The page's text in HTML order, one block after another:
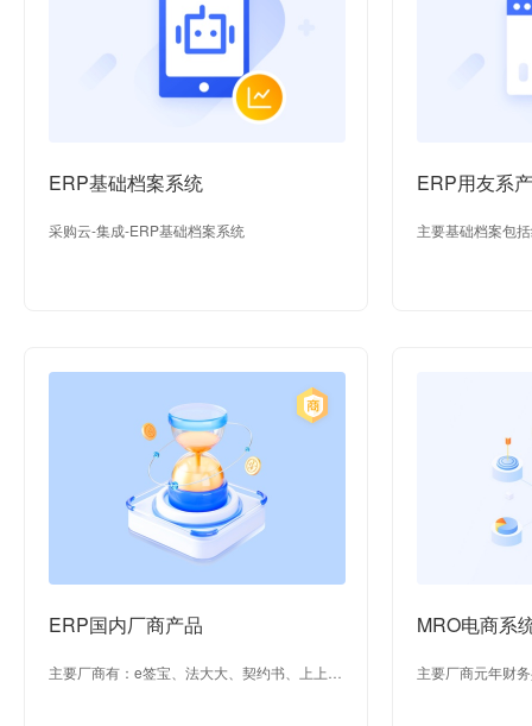
ERP基础档案系统
采购云-集成-ERP基础档案系统
ERP用友系
主要基础档案包
ERP国内厂商产品
主要厂商有：e签宝、法大大、契约书、上上
MRO电商系
主要厂商元年财